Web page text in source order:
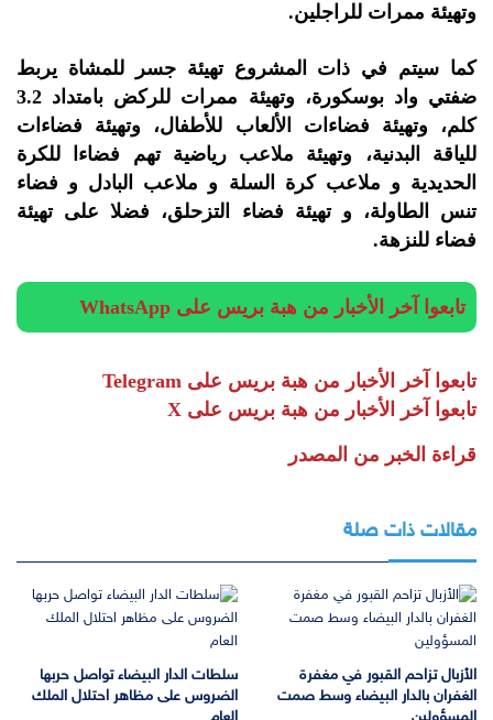
وتهيئة ممرات للراجلين.
كما سيتم في ذات المشروع تهيئة جسر للمشاة يربط
ضفتي واد بوسكورة، وتهيئة ممرات للركض بامتداد 3.2
كلم، وتهيئة فضاءات الألعاب للأطفال، وتهيئة فضاءات
للياقة البدنية، وتهيئة ملاعب رياضية تهم فضاءا للكرة
الحديدية و ملاعب كرة السلة و ملاعب البادل و فضاء
تنس الطاولة، و تهيئة فضاء التزحلق، فضلا على تهيئة
فضاء للنزهة.
تابعوا آخر الأخبار من هبة بريس على WhatsApp
تابعوا آخر الأخبار من هبة بريس على Telegram
تابعوا آخر الأخبار من هبة بريس على X
قراءة الخبر من المصدر
مقالات ذات صلة
الأزبال تزاحم القبور في مغفرة
الغفران بالدار البيضاء وسط صمت
سلطات الدار البيضاء تواصل حربها
الضروس على مظاهر احتلال الملك